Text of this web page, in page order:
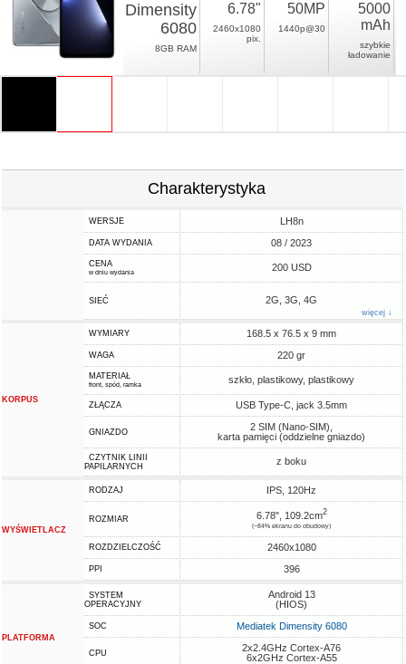
Dimensity
6080
8GB RAM
6.78"
2460x1080
pix.
50MP
1440p@30
5000
mAh
szybkie
ładowanie
Charakterystyka
WERSJE LH8n
DATA WYDANIA 08 / 2023
CENA
w dniu wydania 200 USD
SIEĆ 2G, 3G, 4G
więcej ↓
KORPUS
WYMIARY 168.5 x 76.5 x 9 mm
WAGA 220 gr
MATERIAŁ
front, spód, ramka szkło, plastikowy, plastikowy
ZŁĄCZA USB Type-C, jack 3.5mm
GNIAZDO
2 SIM (Nano-SIM),
karta pamięci (oddzielne gniazdo)
CZYTNIK LINII
PAPILARNYCH
z boku
WYŚWIETLACZ
RODZAJ IPS, 120Hz
ROZMIAR 6.78", 109.2cm2
(~84% ekranu do obudowy)
ROZDZIELCZOŚĆ 2460x1080
PPI 396
PLATFORMA
SYSTEM
OPERACYJNY
Android 13
(HIOS)
SOC Mediatek Dimensity 6080
CPU
2x2.4GHz Cortex-A76
6x2GHz Cortex-A55